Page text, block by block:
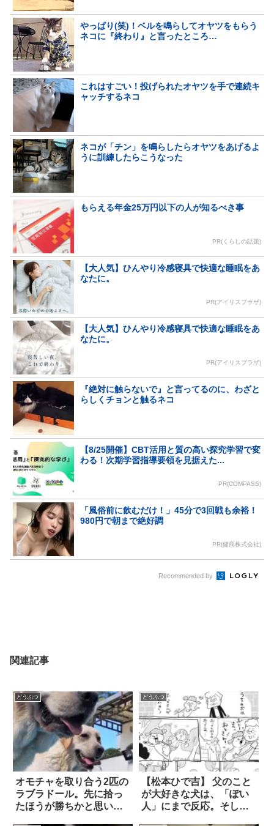
やっぱり(笑)！ベルを鳴らしてオヤツをもらう
ネコに『終わり』と言ったところ…
これはすごい！投げられたオヤツを手で連続キ
ャッチするネコ
ネコが「チン」を鳴らしたらオヤツをあげるよ
うに訓練したらこうなった
もらえる年金25万円以下の人が知るべき事
PR(くらしの話題)
【大人気】ひんやり冷感寝具で快適な睡眠をあ
なたに。
PR(アイリスプラザ)
【大人気】ひんやり冷感寝具で快適な睡眠をあ
なたに。
PR(アイリスプラザ)
『絶対に触らないで』と言ってるのに、わざと
らしくチョンと触るネコ
【8/25開催】CBT活用と質の高い探究学習で変
わる！次期学習指導要領を見据えた...
PR(COMPASS)
「風俗前に飲むだけ！」45分で3回戦も余裕！
980円で朝まで絶好調
PR(健商株式会社)
Recommended by
関連記事
どうぶつ
オモチャを取り合う2匹の
ラブラドール。先に拾っ
たほうが勝ちかと思いき
どうぶつ
【松本ひで吉】 父のこと
が大好きな犬は、「ぽい
人」にまで反応。そして